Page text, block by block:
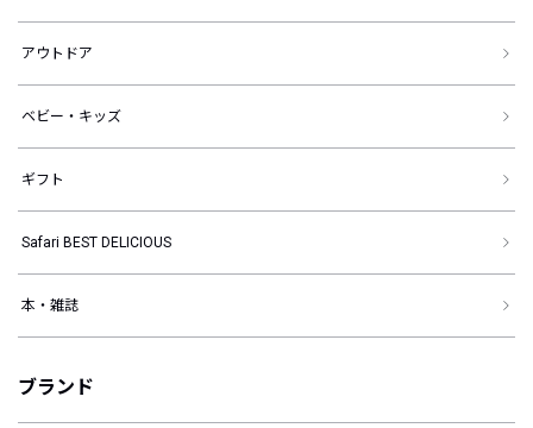
アウトドア
ベビー・キッズ
ギフト
Safari BEST DELICIOUS
本・雑誌
ブランド